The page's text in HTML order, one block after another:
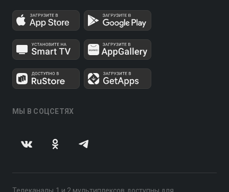
МЫ В СОЦСЕТЯХ